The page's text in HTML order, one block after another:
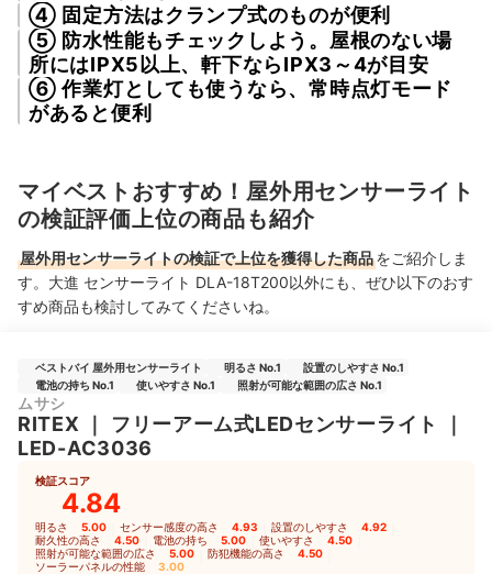
④ 固定方法はクランプ式のものが便利
⑤ 防水性能もチェックしよう。屋根のない場
所にはIPX5以上、軒下ならIPX3～4が目安
⑥ 作業灯としても使うなら、常時点灯モード
があると便利
マイベストおすすめ！屋外用センサーライト
の検証評価上位の商品も紹介
屋外用センサーライトの検証で上位を獲得した商品をご紹介しま
す。大進 センサーライト DLA-18T200以外にも、ぜひ以下のおす
すめ商品も検討してみてくださいね。
ベストバイ 屋外用センサーライト 明るさ No.1
設置のしやすさ No.1
電池の持ち No.1
使いやすさ No.1 照射が可能な範囲の広さ No.1
ムサシ
RITEX ｜ フリーアーム式LEDセンサーライト
｜
LED-AC3036
検証スコア
4.84
明るさ 5.00 センサー感度の高さ 4.93 設置のしやすさ 4.92
耐久性の高さ 4.50 電池の持ち 5.00 使いやすさ 4.50
照射が可能な範囲の広さ 5.00 防犯機能の高さ 4.50
ソーラーパネルの性能 3.00